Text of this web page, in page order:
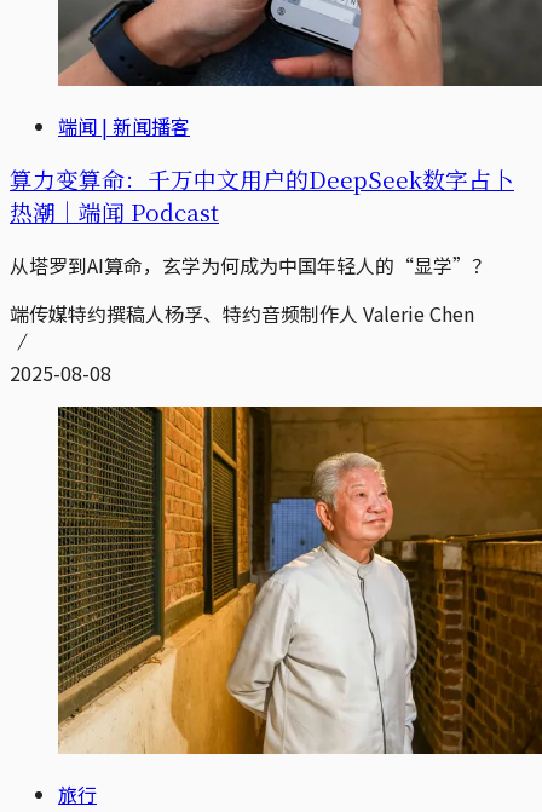
端闻 | 新闻播客
算力变算命：千万中文用户的DeepSeek数字占卜
热潮｜端闻 Podcast
从塔罗到AI算命，玄学为何成为中国年轻人的“显学”？
端传媒特约撰稿人杨孚、特约音频制作人 Valerie Chen
2025-08-08
旅行